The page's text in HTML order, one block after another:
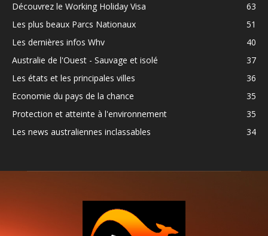
Découvrez le Working Holiday Visa
63
Les plus beaux Parcs Nationaux
51
Les dernières infos Whv
40
Australie de l'Ouest - Sauvage et isolé
37
Les états et les principales villes
36
Economie du pays de la chance
35
Protection et atteinte à l'environnement
35
Les news australiennes inclassables
34